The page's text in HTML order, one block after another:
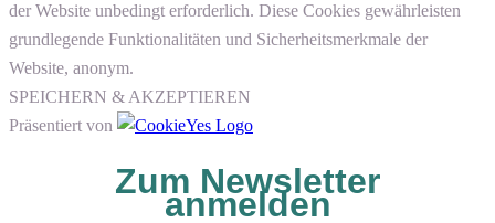
der Website unbedingt erforderlich. Diese Cookies gewährleisten
grundlegende Funktionalitäten und Sicherheitsmerkmale der
Website, anonym.
SPEICHERN & AKZEPTIEREN
Präsentiert von
Zum Newsletter
anmelden